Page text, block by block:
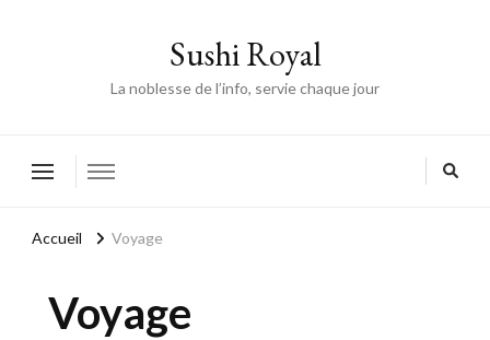
Sushi Royal
La noblesse de l’info, servie chaque jour
Accueil Voyage
Voyage